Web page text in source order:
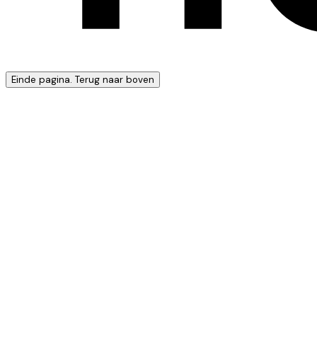
Einde pagina. Terug naar boven